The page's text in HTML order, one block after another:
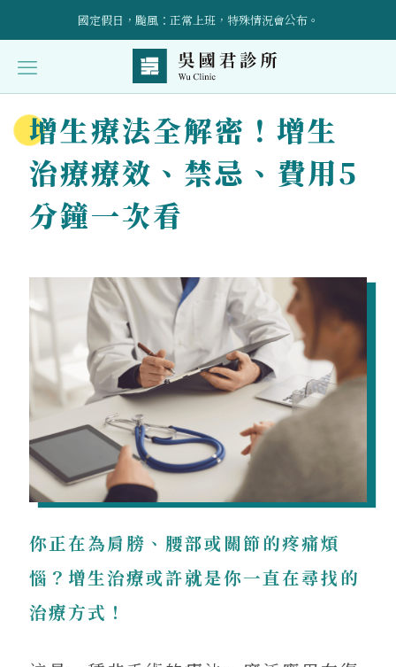
國定假日，颱風：正常上班，特殊情況會公布。
立即預約！請加入官方LINE帳號：@wuclinic 。
引進預防醫學點滴輸液治療、AI骨密設備，詳情請洽櫃檯～
受傷後的康復護理與自我照顧技巧全面指導
增生療法全解密！增生
治療療效、禁忌、費用5
分鐘一次看
你正在為肩膀、腰部或關節的疼痛煩
惱？增生治療或許就是你一直在尋找的
治療方式！